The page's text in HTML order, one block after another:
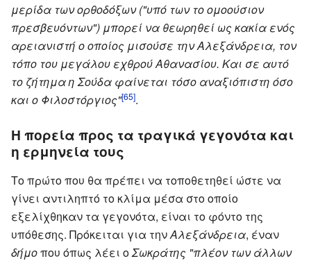
μερίδα των ορθοδόξων ("υπό των το ομοούσιον
πρεσβευόντων") μπορεί να θεωρηθεί ως κακία ενός
αρειανιστή ο οποίος μισούσε την Αλεξάνδρεια, τον
τόπο του μεγάλου εχθρού Αθανασίου. Και σε αυτό
το ζήτημα η Σούδα φαίνεται τόσο αναξιόπιστη όσο
και ο Φιλοστόργιος"[65].
Η πορεία προς τα τραγικά γεγονότα και
η ερμηνεία τους
Το πρώτο που θα πρέπει να τοποθετηθεί ώστε να
γίνει αντιληπτό το κλίμα μέσα στο οποίο
εξελίχθηκαν τα γεγονότα, είναι το φόντο της
υπόθεσης. Πρόκειται για τηνΑλεξάνδρεια, έναν
δήμοπου όπως λέει οΣωκράτης "πλέον των άλλων